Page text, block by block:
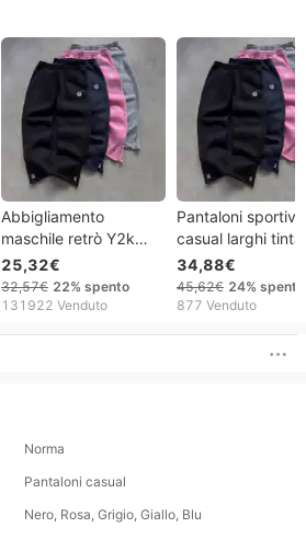
Abbigliamento
maschile retrò Y2k
Street Trend Hip Hop
Casual Elastico in vita
Cerniera Largo Tinta
25,32€
32,57€ 22% spento
131922 Venduto
Pantaloni sportivi
casual larghi tinta
unita con elastico
vita e cerniera,
retrò Y2k, da
34,88€
45,62€ 24% spento
877 Venduto
Norma
Pantaloni casual
Nero, Rosa, Grigio, Giallo, Blu